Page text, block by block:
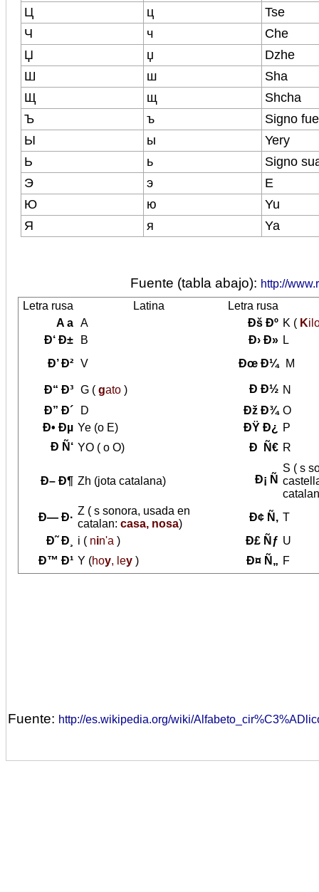
Ц
ц
Tse
Ч
ч
Che
Џ
џ
Dzhe
Ш
ш
Sha
Щ
щ
Shcha
Ъ
ъ
Signo
Ы
ы
Yery
Ь
ь
Signo
Э
э
E
Ю
ю
Yu
Я
я Ya
Fuente (tabla abajo): http://
Letra rusa
Latina
Letra rusa
A a
A Ðš Ðº K ( K
Ð‘ Ð±
B Ð› Ð» L
Ð’ Ð²
V Ðœ Ð¼ M
Ð“ Ð³ G (gato) Ð Ð½ N
Ð” Ð´
D Ðž Ð¾ O
Ð• Ðµ Ye (o E) ÐŸ Ð¿
P
Ð Ñ‘ YO ( o O) Ð Ñ€ R
Ð– Ð¶ Zh (jota catalana) Ð¡ Ñ
S ( s
Ð— Ð·
Z ( s sonora, usada en
catalan: casa, nosa)
Ð¢ Ñ‚ T
Ð˜ Ð¸
i (nin'a ) Ð£ Ñƒ U
Ð™ Ð¹ Y (hoy, ley ) Ð¤ Ñ„ F
Fuente: http://es.wikipedia.org/wiki/